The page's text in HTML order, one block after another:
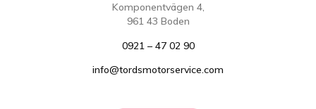
Komponentvägen 4,
961 43 Boden
0921 – 47 02 90
info@tordsmotorservice.com